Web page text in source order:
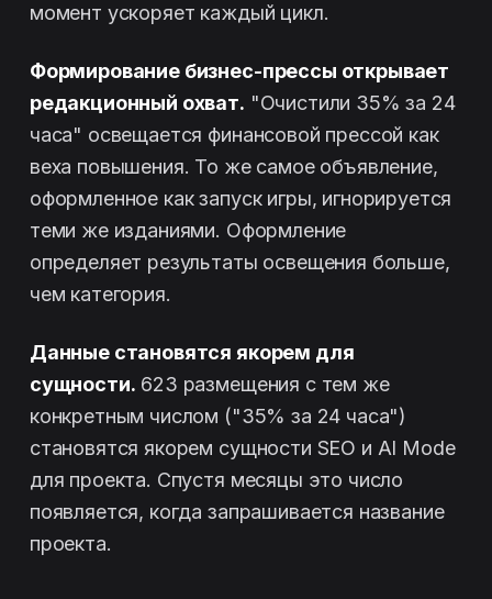
момент ускоряет каждый цикл.
Формирование бизнес-прессы открывает
редакционный охват. "Очистили 35% за 24
часа" освещается финансовой прессой как
веха повышения. То же самое объявление,
оформленное как запуск игры, игнорируется
теми же изданиями. Оформление
определяет результаты освещения больше,
чем категория.
Данные становятся якорем для
сущности. 623 размещения с тем же
конкретным числом ("35% за 24 часа")
становятся якорем сущности SEO и AI Mode
для проекта. Спустя месяцы это число
появляется, когда запрашивается название
проекта.